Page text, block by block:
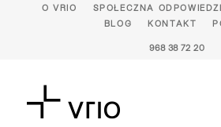
O VRIO
SPOŁECZNA
BLOG
KONTAKT
968 38 72 20